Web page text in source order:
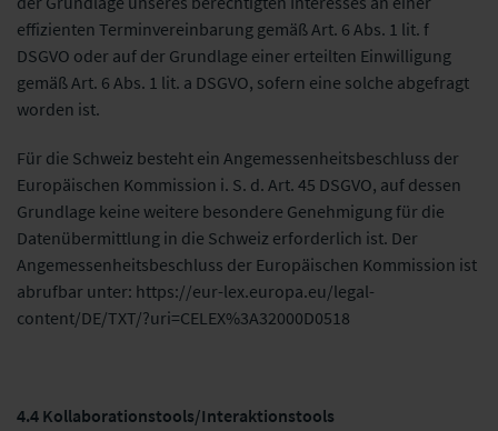
effizienten Terminvereinbarung gemäß Art. 6 Abs. 1 lit. f
DSGVO oder auf der Grundlage einer erteilten Einwilligung
gemäß Art. 6 Abs. 1 lit. a DSGVO, sofern eine solche abgefragt
worden ist.
Für die Schweiz besteht ein Angemessenheitsbeschluss der
Europäischen Kommission i. S. d. Art. 45 DSGVO, auf dessen
Grundlage keine weitere besondere Genehmigung für die
Datenübermittlung in die Schweiz erforderlich ist. Der
Angemessenheitsbeschluss der Europäischen Kommission ist
abrufbar unter: https://eur-lex.europa.eu/legal-
content/DE/TXT/?uri=CELEX%3A32000D0518
4.4 Kollaborationstools/Interaktionstools